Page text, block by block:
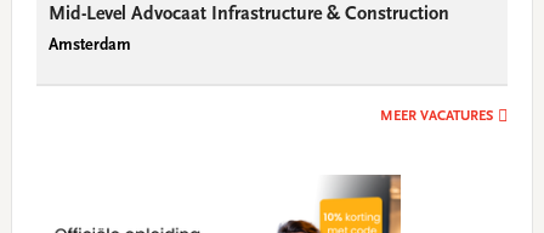
Mid-Level Advocaat Infrastructure & Construction
Amsterdam
MEER VACATURES